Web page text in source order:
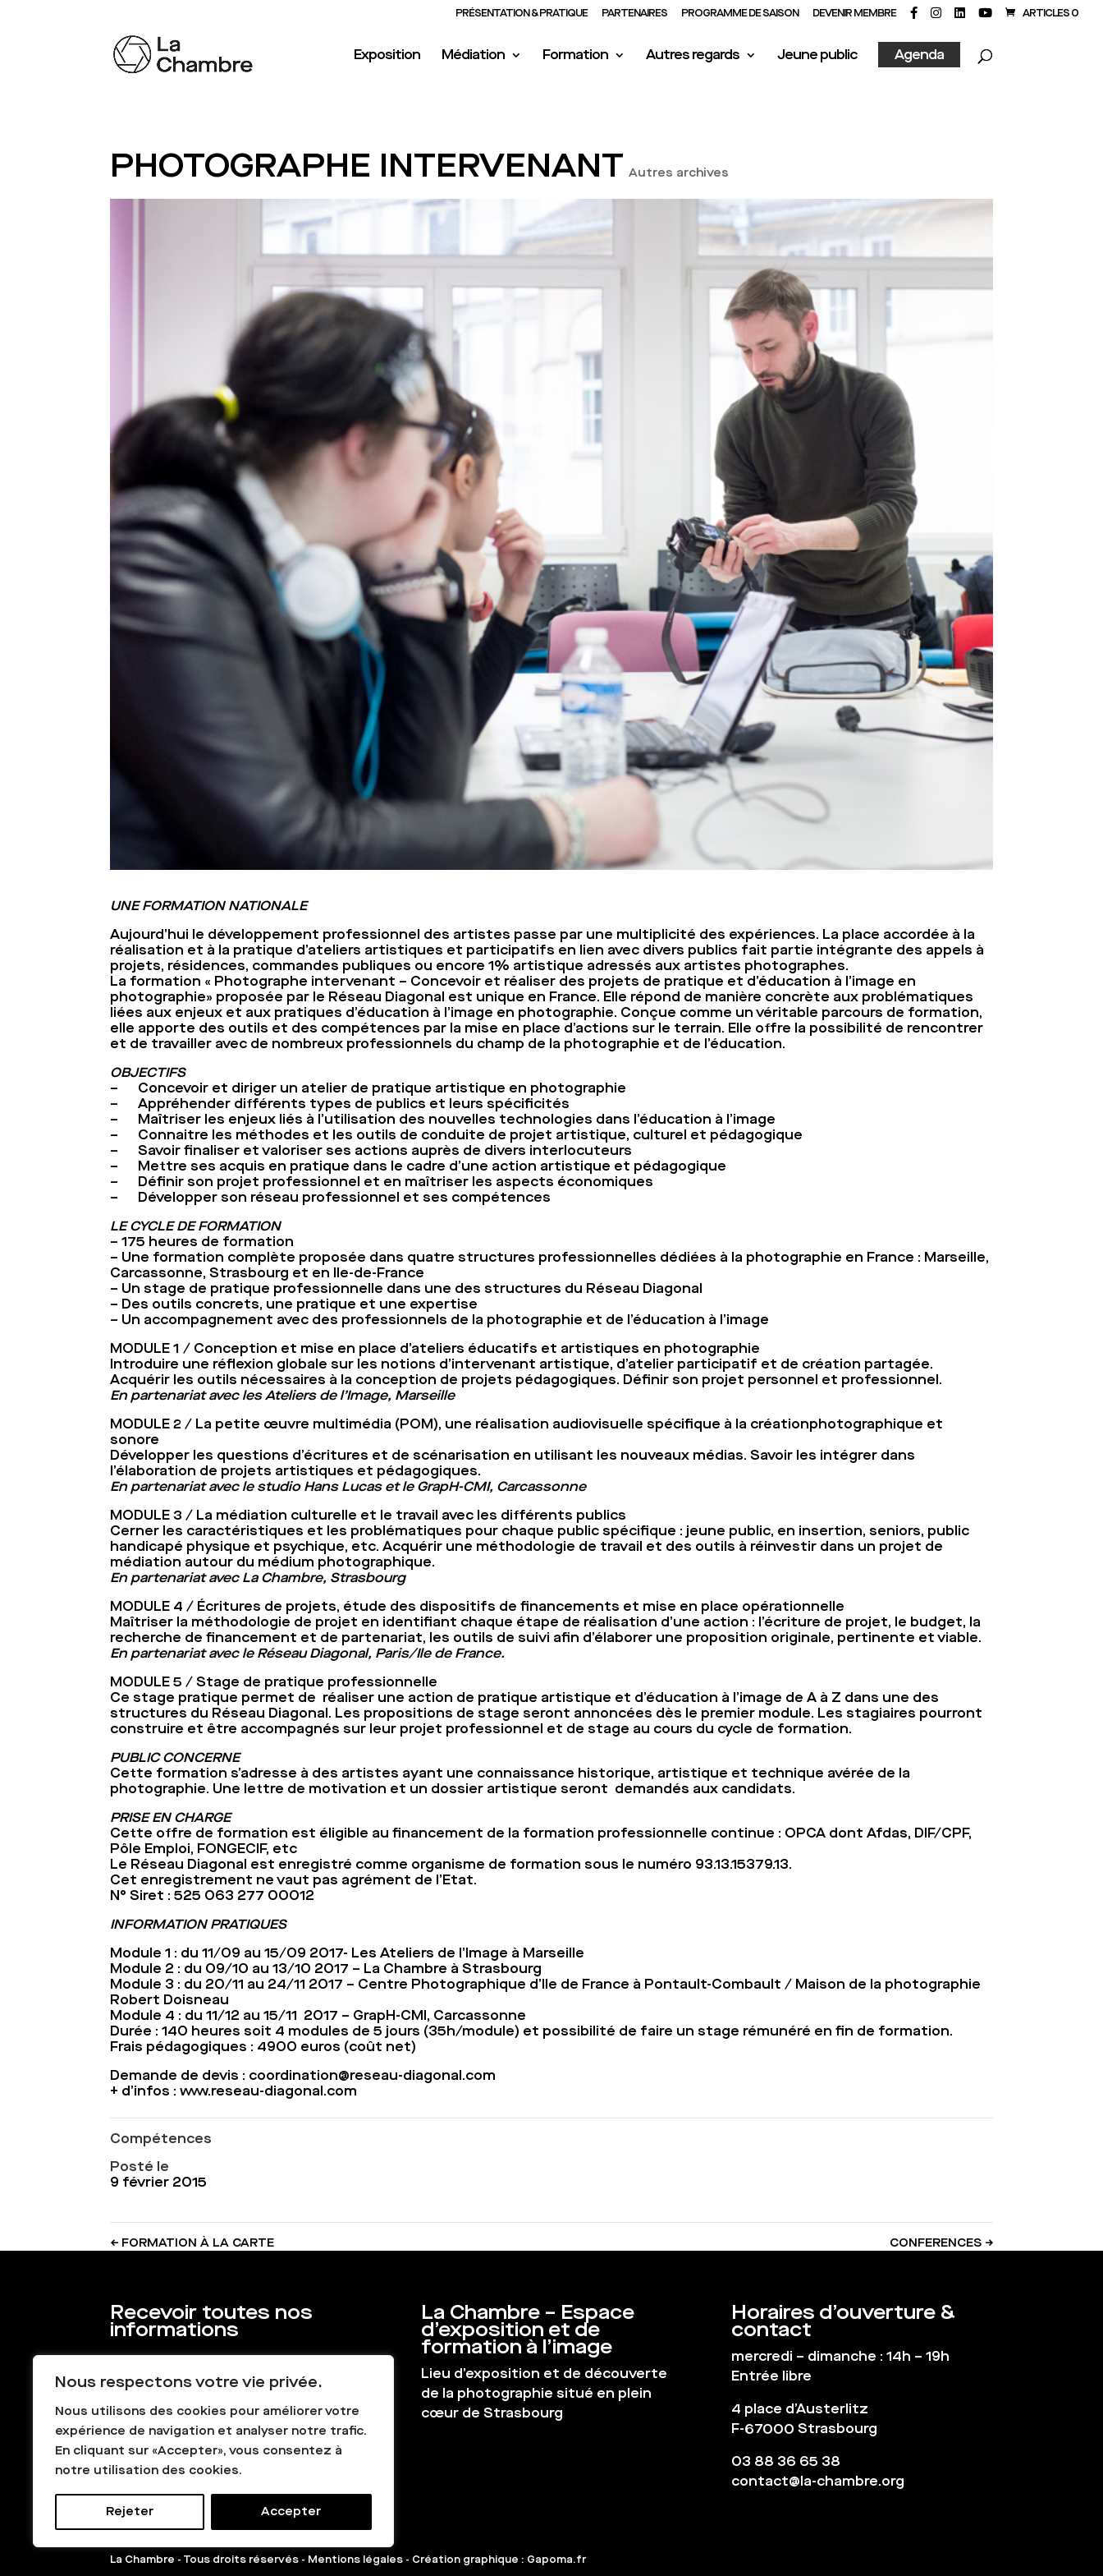
Nous respectons votre vie privée.
Nous utilisons des cookies pour améliorer votre
expérience de navigation et analyser notre trafic.
En cliquant sur «Accepter», vous consentez à
notre utilisation des cookies.
Rejeter Accepter
PRÉSENTATION & PRATIQUE PARTENAIRES PROGRAMME DE SAISON DEVENIR MEMBRE ARTICLES 0
Exposition Médiation Formation Autres regards Jeune public Agenda
PHOTOGRAPHE INTERVENANT Autres archives
UNE FORMATION NATIONALE
Aujourd’hui le développement professionnel des artistes passe par une multiplicité des expériences. La place accordée à la
réalisation et à la pratique d’ateliers artistiques et participatifs en lien avec divers publics fait partie intégrante des appels à
projets, résidences, commandes publiques ou encore 1% artistique adressés aux artistes photographes.
La formation « Photographe intervenant – Concevoir et réaliser des projets de pratique et d’éducation à l’image en
photographie» proposée par le Réseau Diagonal est unique en France. Elle répond de manière concrète aux problématiques
liées aux enjeux et aux pratiques d’éducation à l’image en photographie. Conçue comme un véritable parcours de formation,
elle apporte des outils et des compétences par la mise en place d’actions sur le terrain. Elle offre la possibilité de rencontrer
et de travailler avec de nombreux professionnels du champ de la photographie et de l’éducation.
OBJECTIFS
– Concevoir et diriger un atelier de pratique artistique en photographie
– Appréhender différents types de publics et leurs spécificités
– Maîtriser les enjeux liés à l’utilisation des nouvelles technologies dans l’éducation à l’image
– Connaitre les méthodes et les outils de conduite de projet artistique, culturel et pédagogique
– Savoir finaliser et valoriser ses actions auprès de divers interlocuteurs
– Mettre ses acquis en pratique dans le cadre d’une action artistique et pédagogique
– Définir son projet professionnel et en maîtriser les aspects économiques
– Développer son réseau professionnel et ses compétences
LE CYCLE DE FORMATION
– 175 heures de formation
– Une formation complète proposée dans quatre structures professionnelles dédiées à la photographie en France : Marseille,
Carcassonne, Strasbourg et en Ile-de-France
– Un stage de pratique professionnelle dans une des structures du Réseau Diagonal
– Des outils concrets, une pratique et une expertise
– Un accompagnement avec des professionnels de la photographie et de l’éducation à l’image
MODULE 1 / Conception et mise en place d’ateliers éducatifs et artistiques en photographie
Introduire une réflexion globale sur les notions d’intervenant artistique, d’atelier participatif et de création partagée.
Acquérir les outils nécessaires à la conception de projets pédagogiques. Définir son projet personnel et professionnel.
En partenariat avec les Ateliers de l’Image, Marseille
MODULE 2 / La petite œuvre multimédia (POM), une réalisation audiovisuelle spécifique à la créationphotographique et
sonore
Développer les questions d’écritures et de scénarisation en utilisant les nouveaux médias. Savoir les intégrer dans
l’élaboration de projets artistiques et pédagogiques.
En partenariat avec le studio Hans Lucas et le GrapH-CMI, Carcassonne
MODULE 3 / La médiation culturelle et le travail avec les différents publics
Cerner les caractéristiques et les problématiques pour chaque public spécifique : jeune public, en insertion, seniors, public
handicapé physique et psychique, etc. Acquérir une méthodologie de travail et des outils à réinvestir dans un projet de
médiation autour du médium photographique.
En partenariat avec La Chambre, Strasbourg
MODULE 4 / Écritures de projets, étude des dispositifs de financements et mise en place opérationnelle
Maîtriser la méthodologie de projet en identifiant chaque étape de réalisation d’une action : l’écriture de projet, le budget, la
recherche de financement et de partenariat, les outils de suivi afin d’élaborer une proposition originale, pertinente et viable.
En partenariat avec le Réseau Diagonal, Paris/Ile de France.
MODULE 5 / Stage de pratique professionnelle
Ce stage pratique permet de réaliser une action de pratique artistique et d’éducation à l’image de A à Z dans une des
structures du Réseau Diagonal. Les propositions de stage seront annoncées dès le premier module. Les stagiaires pourront
construire et être accompagnés sur leur projet professionnel et de stage au cours du cycle de formation.
PUBLIC CONCERNE
Cette formation s’adresse à des artistes ayant une connaissance historique, artistique et technique avérée de la
photographie. Une lettre de motivation et un dossier artistique seront demandés aux candidats.
PRISE EN CHARGE
Cette offre de formation est éligible au financement de la formation professionnelle continue : OPCA dont Afdas, DIF/CPF,
Pôle Emploi, FONGECIF, etc
Le Réseau Diagonal est enregistré comme organisme de formation sous le numéro 93.13.15379.13.
Cet enregistrement ne vaut pas agrément de l’Etat.
N° Siret : 525 063 277 00012
INFORMATION PRATIQUES
Module 1 : du 11/09 au 15/09 2017- Les Ateliers de l’Image à Marseille
Module 2 : du 09/10 au 13/10 2017 – La Chambre à Strasbourg
Module 3 : du 20/11 au 24/11 2017 – Centre Photographique d’Ile de France à Pontault-Combault / Maison de la photographie
Robert Doisneau
Module 4 : du 11/12 au 15/11 2017 – GrapH-CMI, Carcassonne
Durée : 140 heures soit 4 modules de 5 jours (35h/module) et possibilité de faire un stage rémunéré en fin de formation.
Frais pédagogiques : 4900 euros (coût net)
Demande de devis : coordination@reseau-diagonal.com
+ d’infos :www.reseau-diagonal.com
Compétences
Posté le
9 février 2015
← FORMATION À LA CARTE CONFERENCES →
Recevoir toutes nos
informations
La Chambre – Espace
d’exposition et de
formation à l’image
Lieu d’exposition et de découverte
de la photographie situé en plein
cœur de Strasbourg
Horaires d’ouverture &
contact
mercredi – dimanche : 14h – 19h
Entrée libre
4 place d’Austerlitz
F-67000 Strasbourg
03 88 36 65 38
contact@la-chambre.org
La Chambre - Tous droits réservés - Mentions légales - Création graphique : Gapoma.fr